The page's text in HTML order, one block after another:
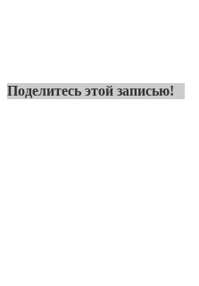
Поделитесь этой записью!